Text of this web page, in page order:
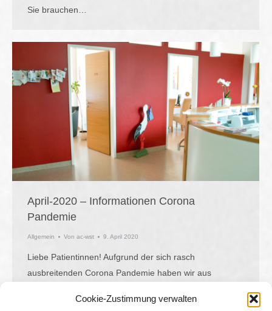
Cookie-Zustimmung verwalten
Sie brauchen…
April-2020 – Informationen Corona
Pandemie
Allgemein Von ac-wst 9. April 2020
Liebe Patientinnen! Aufgrund der sich rasch
ausbreitenden Corona Pandemie haben wir aus
abbestellt. Wir bitten um Ihr Verständnis und werden